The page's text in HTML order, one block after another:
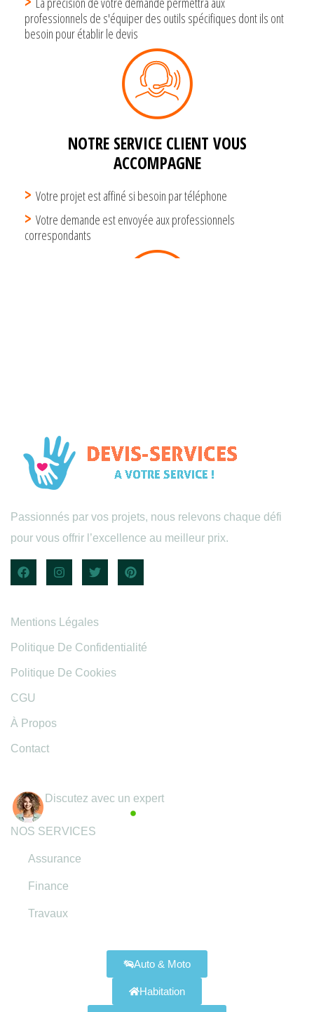
Passionnés par vos projets, nous relevons chaque défi
pour vous offrir l’excellence au meilleur prix.
Mentions Légales
Politique De Confidentialité
Politique De Cookies
CGU
À Propos
Contact
Discutez avec un expert
NOS SERVICES
Assurance
Finance
Travaux
Auto & Moto
Habitation